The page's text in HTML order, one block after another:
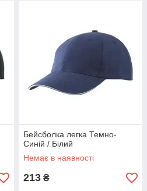
Бейсболка легка Темно-
Синій / Білий
Немає в наявності
213 ₴